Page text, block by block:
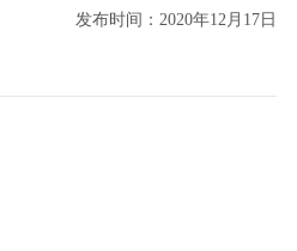
2020年12月17日